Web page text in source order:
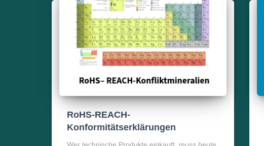
RoHS-REACH-
Konformitätserklärungen